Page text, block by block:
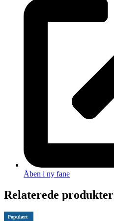
Åben i ny fane
Relaterede produkter
Populært